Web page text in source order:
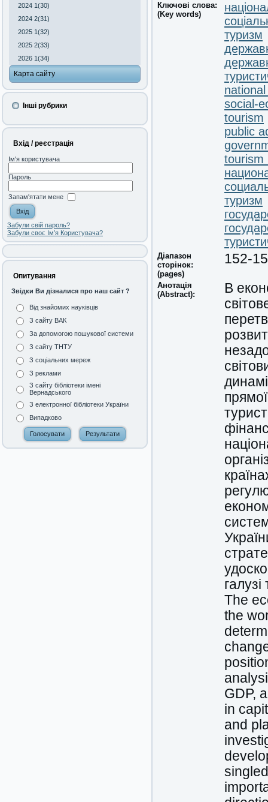
2024 1(30)
2024 2(31)
2025 1(32)
2025 2(33)
2026 1(34)
Карта сайту
Інші рубрики
Вхід / реєстрація
Ім'я користувача
Пароль
Запам'ятати мене
Забули свій пароль?
Забули своє Ім’я Користувача?
Опитування
Звідки Ви дізналися про наш сайт ?
Від знайомих науківців
З сайту ВАК
За допомогою пошукової системи
З сайту ТНТУ
З соціальних мереж
З реклами
З сайту бібліотеки імені
Вернадського
З електронної бібліотеки України
Випадково
Ключові слова:
(Key words)
туризм
social-
tourism
public
tourism
туризм
Діапазон
сторінок:
(pages)
152-
Анотація
(Abstract):
В
The
the
GDP,
in
and